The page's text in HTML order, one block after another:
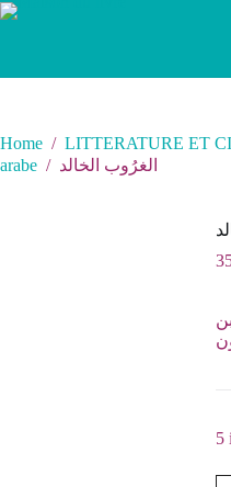
Home / LITTERATURE ET
arabe / الغرُوب الخالد
5